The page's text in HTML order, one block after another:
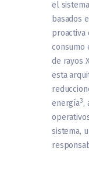
el
basados
proactiva
consumo
de rayos
esta
energía3,
sistema,